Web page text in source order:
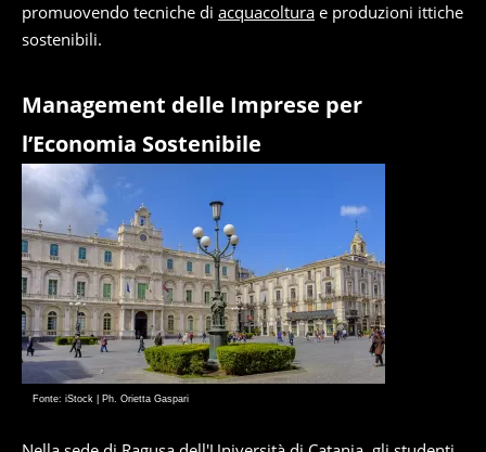
promuovendo tecniche di acquacoltura e produzioni ittiche
sostenibili.
Management delle Imprese per
l’Economia Sostenibile
Fonte: iStock | Ph. Orietta Gaspari